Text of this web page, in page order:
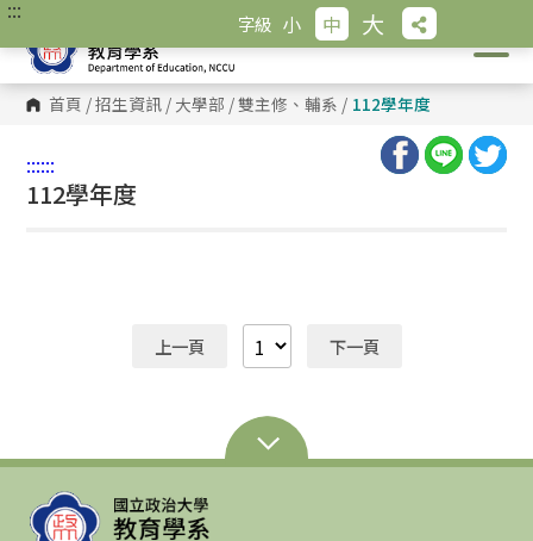
跳
主
內
容
::: 字級 小 中 大
首頁 /招生資訊 / 大學部 /雙主修、輔系 / 112學年度
::::::
112學年度
上一頁 下一頁